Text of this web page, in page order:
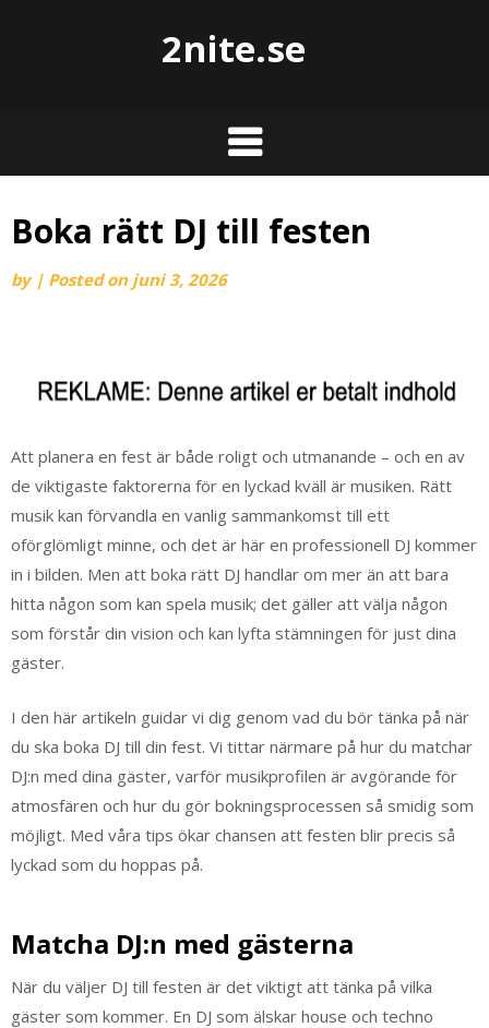
2nite.se
Boka rätt DJ till festen
by | Posted on juni 3, 2026
Att planera en fest är både roligt och utmanande – och en av
de viktigaste faktorerna för en lyckad kväll är musiken. Rätt
musik kan förvandla en vanlig sammankomst till ett
oförglömligt minne, och det är här en professionell DJ kommer
in i bilden. Men att boka rätt DJ handlar om mer än att bara
hitta någon som kan spela musik; det gäller att välja någon
som förstår din vision och kan lyfta stämningen för just dina
gäster.
I den här artikeln guidar vi dig genom vad du bör tänka på när
du ska boka DJ till din fest. Vi tittar närmare på hur du matchar
DJ:n med dina gäster, varför musikprofilen är avgörande för
atmosfären och hur du gör bokningsprocessen så smidig som
möjligt. Med våra tips ökar chansen att festen blir precis så
lyckad som du hoppas på.
Matcha DJ:n med gästerna
När du väljer DJ till festen är det viktigt att tänka på vilka
gäster som kommer. En DJ som älskar house och techno